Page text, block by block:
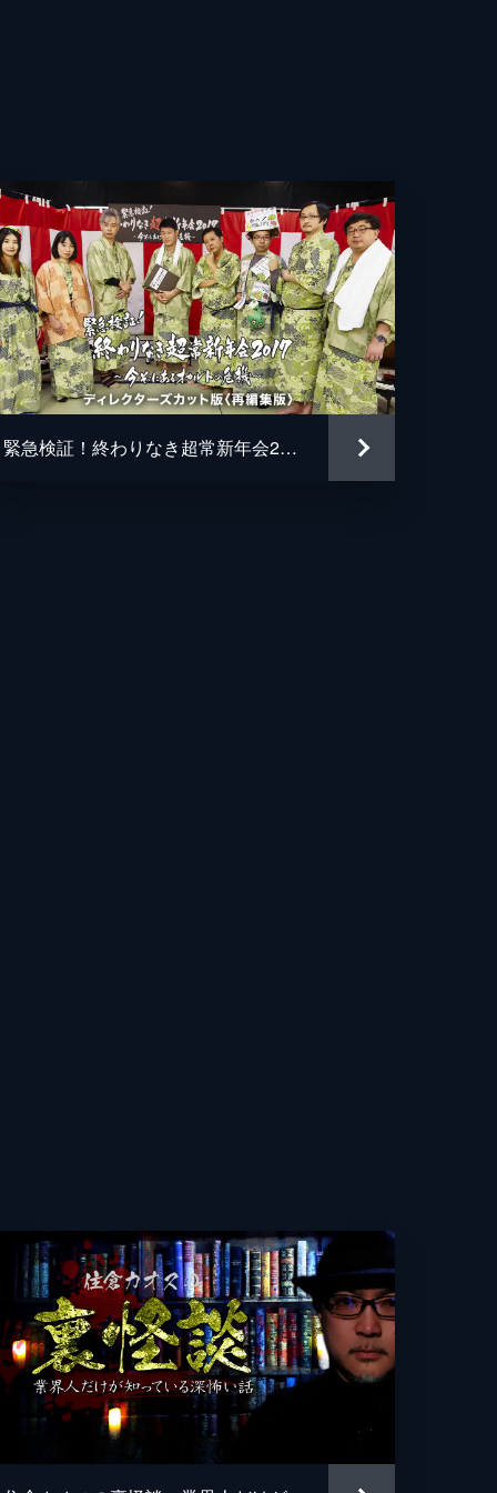
緊急検証！終わりなき超常新年会2017～今そこにあるオカルトの危機～ ディレクターズカット版〈再編集版〉